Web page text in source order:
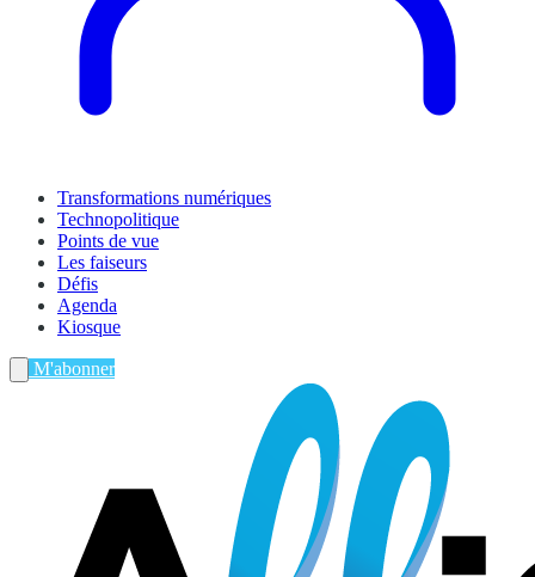
Transformations numériques
Technopolitique
Points de vue
Les faiseurs
Défis
Agenda
Kiosque
M'abonner